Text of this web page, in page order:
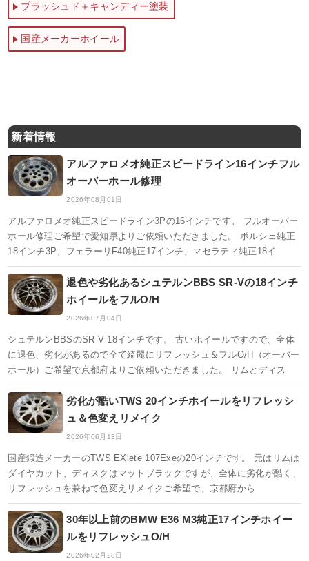
ブラッシュド＋キャンディー塗装
国産メーカーホイール
新着情報
アルファロメオ純正スピードライン16インチフル
オーバーホール修理
2026年08月01日
アルファロメオ純正スピードライン3Pの16インチです。 フルオーバー
ホール修理ご希望で愛知県よりご依頼いただきました。 ポルシェ純正
18インチ3P、フェラーリF40純正17インチ、マセラティ純正18イ
退色や劣化あるシュテルンBBS SR-Vの18インチ
ホイールをフルO/H
2026年07月04日
シュテルンBBSのSR-V 18インチです。 古いホイールですので、全体
に退色、劣化があるので全て綺麗にリフレッシュ＆フルO/H（オーバー
ホール）ご希望で京都府よりご依頼いただきました。 リムとディス
劣化が酷いTWS 20インチホイールをリフレッシ
ュ＆色変えリメイク
2026年06月13日
国産鍛造メーカーのTWS EXlete 107Exeの20インチです。 元はリムは
ダイヤカット、ディスクはマットブラックですが、全体に劣化が酷く、
リフレッシュを兼ねて色変えリメイクご希望で、京都府から
30年以上前のBMW E36 M3純正17インチホイー
ルをリフレッシュO/H
2026年02月28日